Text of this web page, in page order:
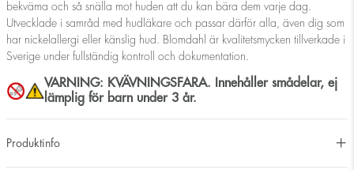
bekväma och så snälla mot huden att du kan bära dem varje dag.
Utvecklade i samråd med hudläkare och passar därför alla, även dig som
har nickelallergi eller känslig hud. Blomdahl är kvalitetsmycken tillverkade i
Sverige under fullständig kontroll och dokumentation.
VARNING: KVÄVNINGSFARA. Innehåller smådelar, ej
lämplig för barn under 3 år.
Produktinfo